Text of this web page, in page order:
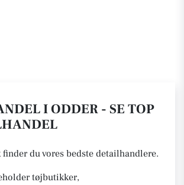
I ODDER - SE TOP
du vores bedste detailhandlere.
tøjbutikker,